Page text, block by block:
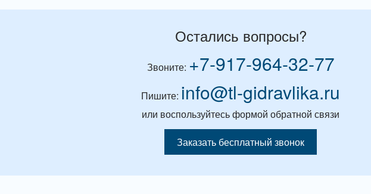
Остались вопросы?
Звоните: +7-917-964-32-77
Пишите: info@tl-gidravlika.ru
или воспользуйтесь формой обратной связи
Заказать бесплатный звонок